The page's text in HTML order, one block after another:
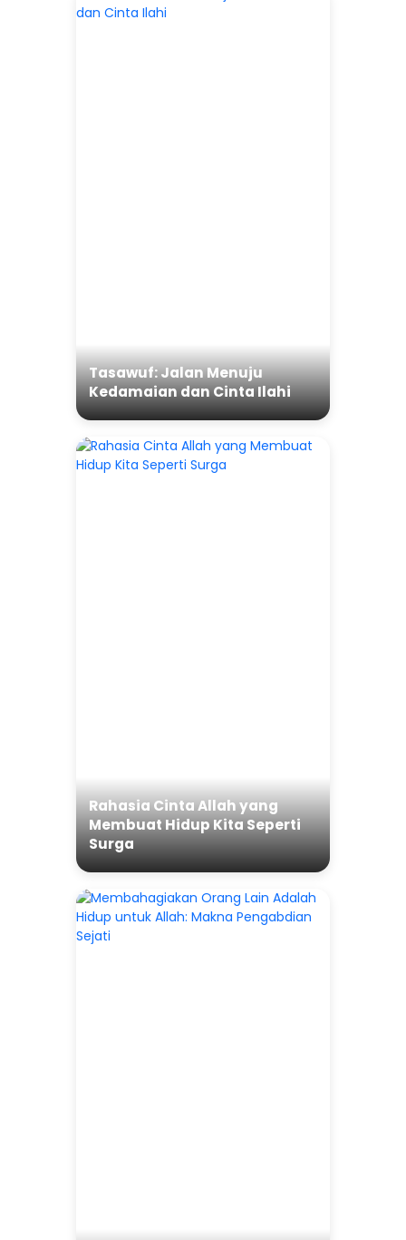
Tasawuf: Jalan Menuju
Kedamaian dan Cinta Ilahi
Rahasia Cinta Allah yang
Membuat Hidup Kita Seperti
Surga